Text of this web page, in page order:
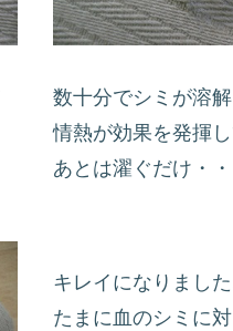
数十分でシミが溶
情熱が効果を発揮
あとは濯ぐだけ・・
キレイになりまし
たまに血のシミに